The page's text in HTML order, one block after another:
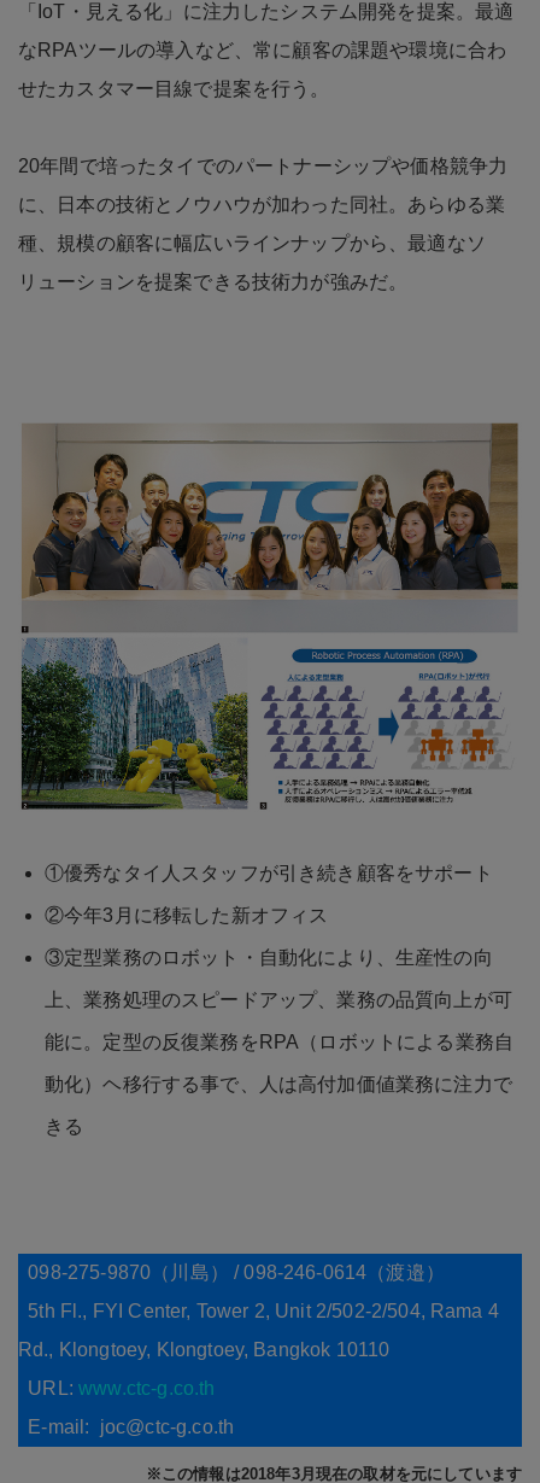
「IoT・見える化」に注力したシステム開発を提案。最適
なRPAツールの導入など、常に顧客の課題や環境に合わ
せたカスタマー目線で提案を行う。
20年間で培ったタイでのパートナーシップや価格競争力
に、日本の技術とノウハウが加わった同社。あらゆる業
種、規模の顧客に幅広いラインナップから、最適なソ
リューションを提案できる技術力が強みだ。
①優秀なタイ人スタッフが引き続き顧客をサポート
②今年3月に移転した新オフィス
③定型業務のロボット・自動化により、生産性の向
上、業務処理のスピードアップ、業務の品質向上が可
能に。定型の反復業務をRPA（ロボットによる業務自
動化）ヘ移行する事で、人は高付加価値業務に注力で
きる
098-275-9870（川島） / 098-246-0614（渡邉）
5th Fl., FYI Center, Tower 2, Unit 2/502-2/504, Rama 4
Rd., Klongtoey, Klongtoey, Bangkok 10110
URL:www.ctc-g.co.th
E-mail: joc@ctc-g.co.th
※この情報は2018年3月現在の取材を元にしています